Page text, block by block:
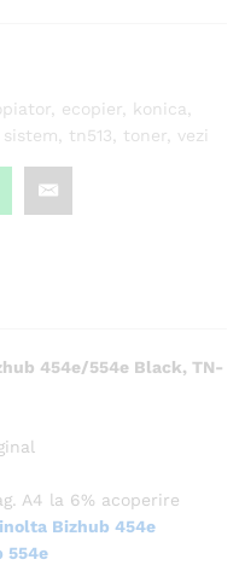
ecopier konica
sistem tn513 toner vezi
454e/554e Black, TN-
A4 la 6% acoperire
Bizhub 454e
554e